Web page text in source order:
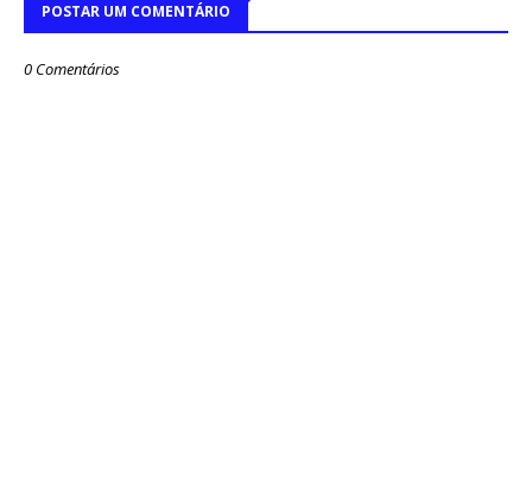
POSTAR UM COMENTÁRIO
0 Comentários